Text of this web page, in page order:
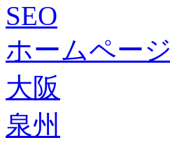
SEO
ホームページ
大阪
泉州